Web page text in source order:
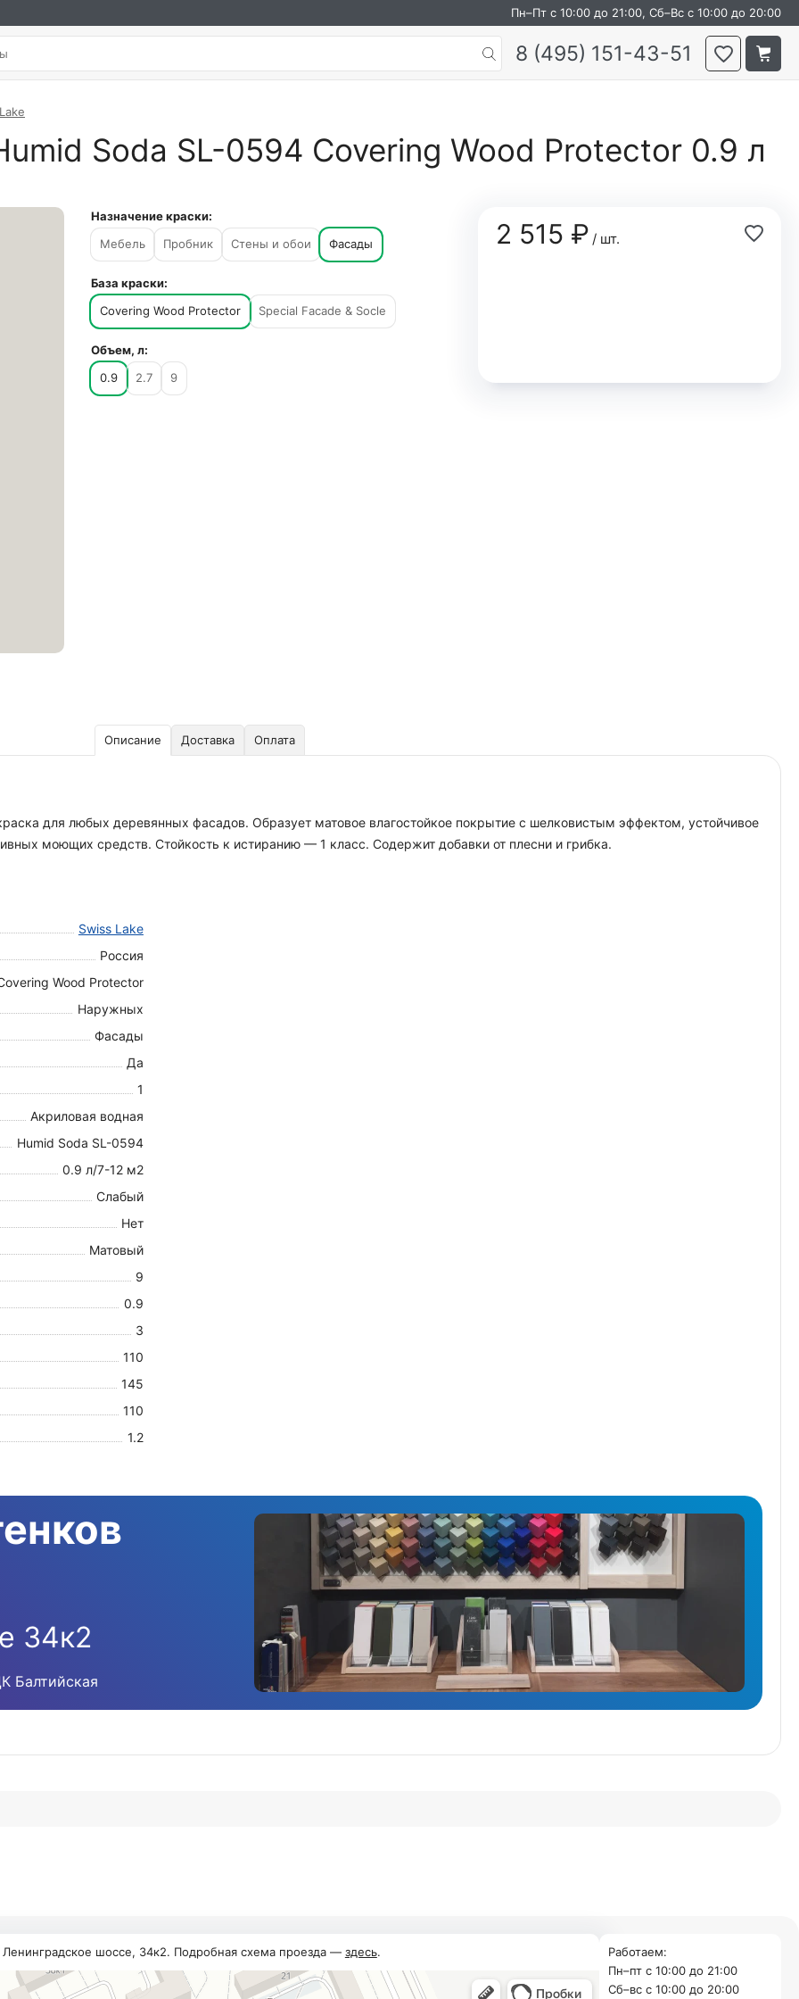
Пн–Пт с 10:00 до 21:00, Сб–Вс с 10:00 до 20:00
8 (495) 151-43-51
Soda SL-0594 Covering Wood Protector 0.9 л
2 515 ₽/ шт.
Назначение краски:
Мебель
Пробник Стены и обои Фасады
База краски:
Covering Wood Protector
Special Facade & Socle
Объем, л:
0.9
2.7 9
Описание Доставка Оплата
для любых деревянных фасадов. Образует матовое влагостойкое покрытие с шелковистым эффектом, устойчивое
моющих средств. Стойкость к истиранию — 1 класс. Содержит добавки от плесни и грибка.
Swiss Lake
Россия
Wood Protector
Наружных
Фасады
Да
1
Акриловая водная
Humid Soda SL-0594
0.9 л/7-12 м2
Слабый
Нет
Матовый
9
0.9
3
110
145
110
1.2
34к2
Балтийская
шоссе, 34к2. Подробная схема проезда — здесь.
Работаем:
Пн–пт с 10:00 до 21:00
Cб–вс с 10:00 до 20:00